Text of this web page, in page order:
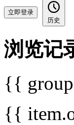
立即登录
历史
浏览记
{{
{{